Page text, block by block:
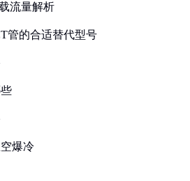
流量解析
管的合适替代型号
爆冷